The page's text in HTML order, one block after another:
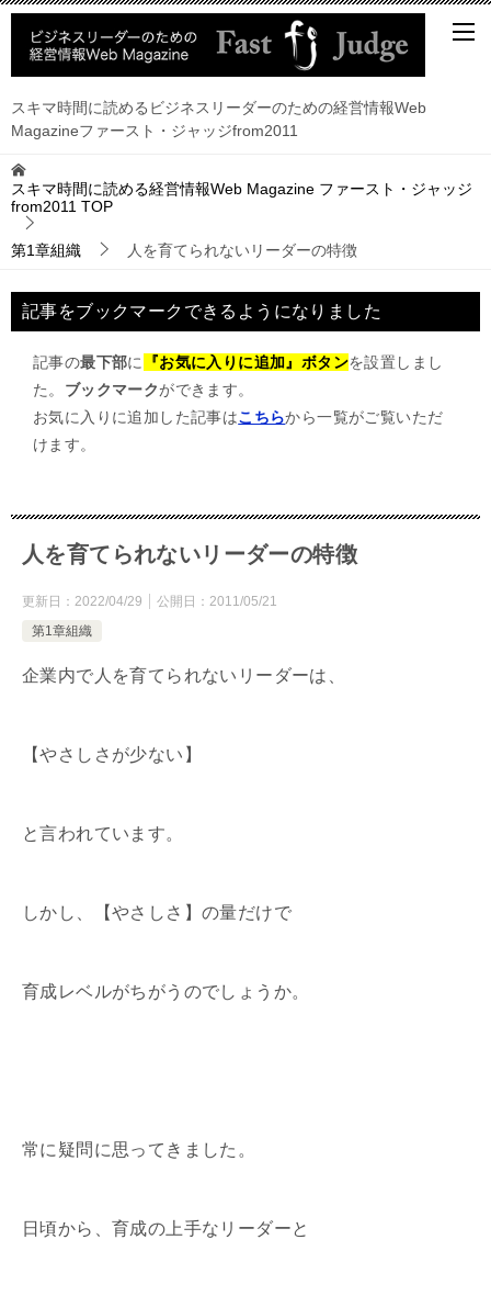
スキマ時間に読めるビジネスリーダーのための経営情報Web
Magazineファースト・ジャッジfrom2011
スキマ時間に読める経営情報Web Magazine ファースト・ジャッジ
from2011 TOP
第1章組織 人を育てられないリーダーの特徴
記事をブックマークできるようになりました
記事の最下部に 『お気に入りに追加』ボタンを設置しまし
た。 ブックマークができます。
お気に入りに追加した記事はこちらから一覧がご覧いただ
けます。
人を育てられないリーダーの特徴
更新日： 2022/04/29 公開日： 2011/05/21
第1章組織
企業内で人を育てられないリーダーは、
【やさしさが少ない】
と言われています。
しかし、【やさしさ】の量だけで
育成レベルがちがうのでしょうか。
常に疑問に思ってきました。
日頃から、育成の上手なリーダーと